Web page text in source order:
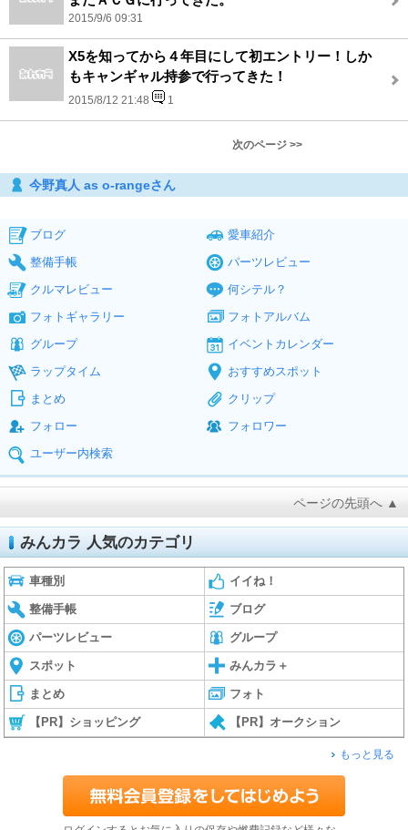
2015/9/6 09:31
X5を知ってから４年目にして初エントリー！しか
もキャンギャル持参で行ってきた！
2015/8/12 21:48 1
次のページ >>
今野真人 as o-rangeさん
ブログ
愛車紹介
整備手帳
パーツレビュー
クルマレビュー
何シテル？
フォトギャラリー
フォトアルバム
グループ
イベントカレンダー
ラップタイム
おすすめスポット
まとめ
クリップ
フォロー
フォロワー
ユーザー内検索
ページの先頭へ ▲
みんカラ 人気のカテゴリ
車種別 イイね！
整備手帳 ブログ
パーツレビュー グループ
スポット みんカラ＋
まとめ フォト
【PR】ショッピング 【PR】オークション
もっと見る